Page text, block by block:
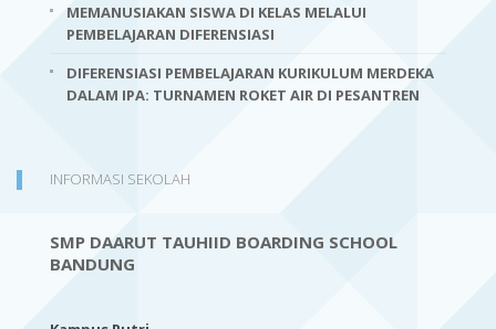
MEMANUSIAKAN SISWA DI KELAS MELALUI
PEMBELAJARAN DIFERENSIASI
DIFERENSIASI PEMBELAJARAN KURIKULUM MERDEKA
DALAM IPA: TURNAMEN ROKET AIR DI PESANTREN
INFORMASI SEKOLAH
SMP DAARUT TAUHIID BOARDING SCHOOL
BANDUNG